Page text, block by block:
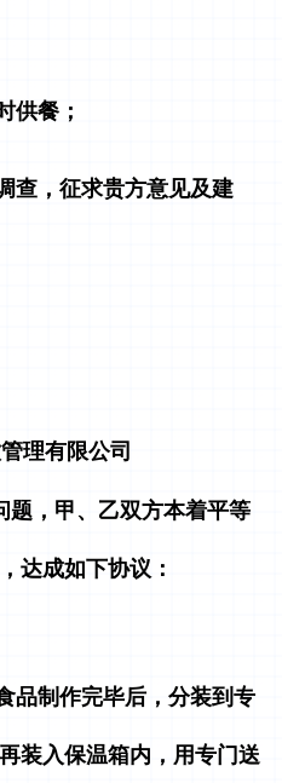
供餐；
查，征求贵方意见及建
理有限公司
题，甲、乙双方本着平等
达成如下协议：
品制作完毕后，分装到专
装入保温箱内，用专门送